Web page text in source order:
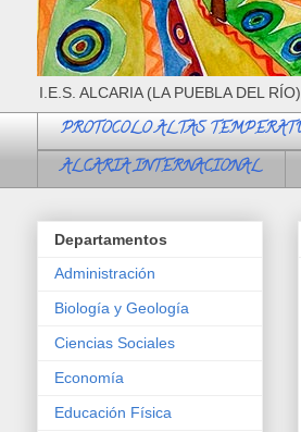
I.E.S. ALCARIA (LA PUEBLA DEL RÍO)
PROTOCOLO ALTAS
ALCARIA INTERNACIONAL
Departamentos
Administración
Biología y Geología
Ciencias Sociales
Economía
Educación Física